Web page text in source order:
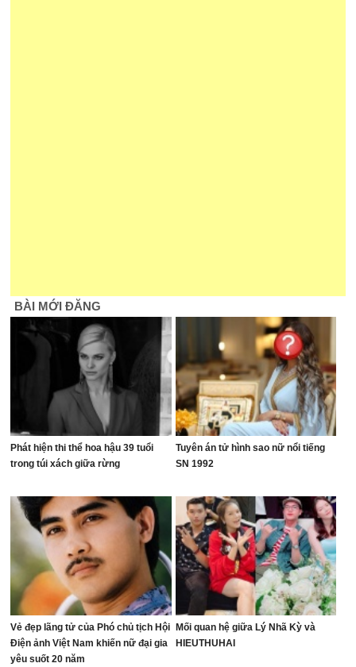
BÀI MỚI ĐĂNG
Phát hiện thi thể hoa hậu 39 tuổi
trong túi xách giữa rừng
Tuyên án tử hình sao nữ nổi tiếng
SN 1992
Vẻ đẹp lãng tử của Phó chủ tịch Hội
Điện ảnh Việt Nam khiến nữ đại gia
yêu suốt 20 năm
Mối quan hệ giữa Lý Nhã Kỳ và
HIEUTHUHAI